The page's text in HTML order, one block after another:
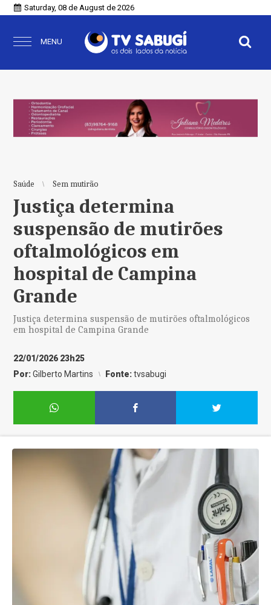
Saturday, 08 de August de 2026
MENU
Saúde Sem mutirão
Justiça determina
suspensão de mutirões
oftalmológicos em
hospital de Campina
Grande
Justiça determina suspensão de mutirões oftalmológicos
em hospital de Campina Grande
22/01/2026 23h25
Por:Gilberto Martins Fonte:tvsabugi